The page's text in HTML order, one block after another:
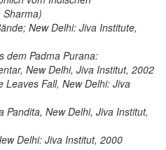
Sharma)
New Delhi: Jiva Institute,
dem Padma Purana:
New Delhi, Jiva Institut, 2002
Leaves Fall, New Delhi: Jiva
Pandita, New Delhi, Jiva Institut,
Delhi: Jiva Institut, 2000